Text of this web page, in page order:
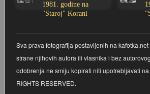
AMD Zanatlija
Adamo klub
8. slet Bratstva i jedinstva 13.
Lovni i ribolovni turizam
NULA
Nepokoreni grad - Trojanski
Novogodišnje čestitke
PUNK
Krešimir Botković -
Krešimir Perušić - Nogomet
KUD REČICA
Mery Berti - karlovačka Žuži
1981. godine na
"Staroj" Korani
Sva prava fotografija postavljenih na
strane njihovih autora ili vlasnika i bez
odobrenja ne smiju kopirati niti upotrebljavati na
RIGHTS RESERVED.